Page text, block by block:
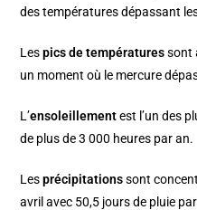
des températures dépassant
Lespics de températuressont
un moment où le mercure
L’ensoleillementest l’un des
de plus de 3 000 heures par an.
Lesprécipitationssont
avril avec 50,5 jours de pluie